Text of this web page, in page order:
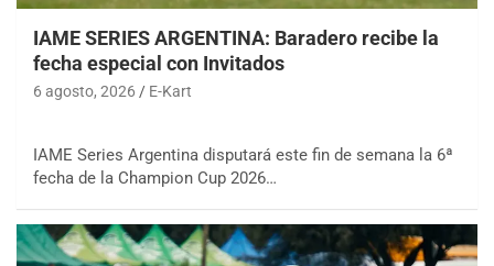
IAME SERIES ARGENTINA: Baradero recibe la
fecha especial con Invitados
6 agosto, 2026 E-Kart
IAME Series Argentina disputará este fin de semana la 6ª
fecha de la Champion Cup 2026…